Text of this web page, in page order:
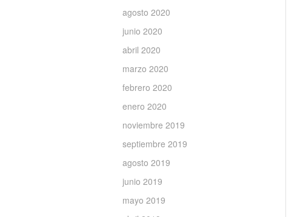
agosto 2020
junio 2020
abril 2020
marzo 2020
febrero 2020
enero 2020
noviembre 2019
septiembre 2019
agosto 2019
junio 2019
mayo 2019